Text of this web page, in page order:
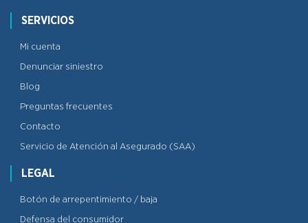
SERVICIOS
Mi cuenta
Denunciar siniestro
Blog
Preguntas frecuentes
Contacto
Servicio de Atención al Asegurado (SAA)
LEGAL
Botón de arrepentimiento / baja
Defensa del consumidor